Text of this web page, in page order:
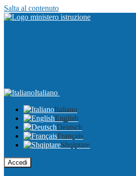
Salta al contenuto
Italiano
Italiano
English
Deutsch
Français
Shqiptare
Accedi